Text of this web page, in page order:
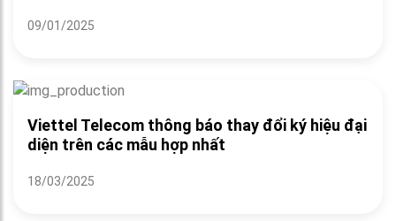
09/01/2025
Viettel Telecom thông báo thay đổi ký hiệu đại
diện trên các mẫu hợp nhất
18/03/2025